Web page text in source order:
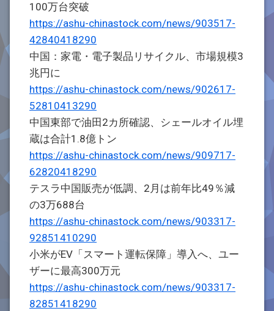
100万台突破
https://ashu-chinastock.com/news/903517-
42840418290
中国：家電・電子製品リサイクル、市場規模3
兆円に
https://ashu-chinastock.com/news/902617-
52810413290
中国東部で油田2カ所確認、シェールオイル埋
蔵は合計1.8億トン
https://ashu-chinastock.com/news/909717-
62820418290
テスラ中国販売が低調、2月は前年比49％減
の3万688台
https://ashu-chinastock.com/news/903317-
92851410290
小米がEV「スマート運転保障」導入へ、ユー
ザーに最高300万元
https://ashu-chinastock.com/news/903317-
82851418290